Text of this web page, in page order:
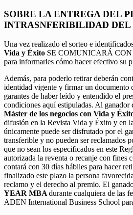
SOBRE LA ENTREGA DEL
INTRASNFERIBILIDAD DEL
Una vez realizado el sorteo e
Vida y Éxito SE COMUNICARÁ
para informarles cómo hacer efectivo su
Además, para poderlo retirar deberán
identidad vigente y firmar un documento
garantes de haber leído y entendido el
condiciones aquí estipuladas. Al
Máster de los negocios con Vida y
difusión en la Revista Vida y Éxito y en
únicamente puede ser disfrutado por el
transferible y no pueden ser reclamados
que no sean los especificados en este
autorizada la reventa o recanje con fines
contará con 30 días hábiles para hacer
finalizado este plazo la persona
reclamo y el derecho al premio. El
YEAR MBA durante cualquiera de las
ADEN International Business School